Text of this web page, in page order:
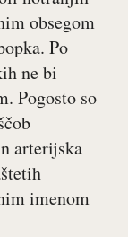
obsegom
Po
ne bi
Pogosto so
arterijska
imenom